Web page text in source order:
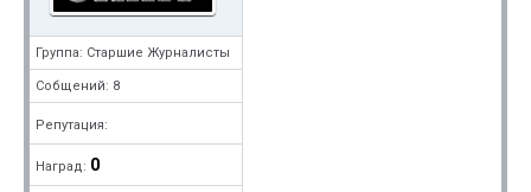
Группа: Старшие Журналисты
Собщений: 8
Репутация:
Наград: 0